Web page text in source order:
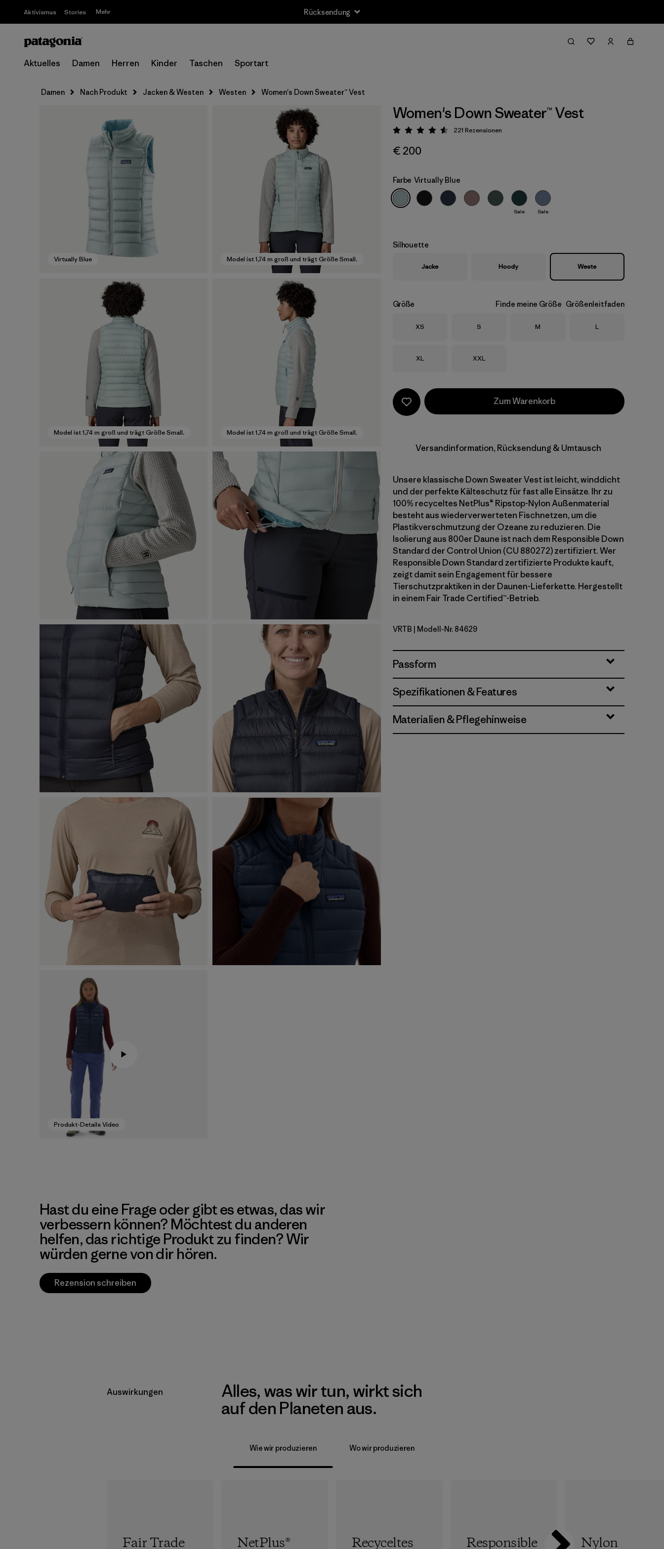
Aktivismus Stories Mehr Rücksendung
Aktuelles Damen Herren Kinder Taschen Sportart
Damen Nach Produkt Jacken & Westen Westen Women's Down Sweater™ Vest
Virtually Blue Model ist 1,74 m groß und trägt Größe Small.
Model ist 1,74 m groß und trägt Größe Small. Model ist 1,74 m groß und trägt Größe Small.
Produkt-Details Video
Women's Down Sweater™ Vest
Bewertung: 4.6 / 5
221 Rezensionen
€ 200
Farbe Virtually Blue
Sale Sale
Silhouette
Jacke Hoody Weste
Größe Finde meine Größe Größenleitfaden
Größe
XS Größe
S Größe
M Größe
L
Größe
XL Größe
XXL
Zum Warenkorb
Versandinformation, Rücksendung & Umtausch
Unsere klassische Down Sweater Vest ist leicht, winddicht
und der perfekte Kälteschutz für fast alle Einsätze. Ihr zu
100% recyceltes NetPlus® Ripstop-Nylon Außenmaterial
besteht aus wiederverwerteten Fischnetzen, um die
Plastikverschmutzung der Ozeane zu reduzieren. Die
Isolierung aus 800er Daune ist nach dem Responsible Down
Standard der Control Union (CU 880272) zertifiziert. Wer
Responsible Down Standard zertifizierte Produkte kauft,
zeigt damit sein Engagement für bessere
Tierschutzpraktiken in der Daunen-Lieferkette. Hergestellt
in einem Fair Trade Certified™-Betrieb.
Virtually Blue
VRTB | Modell-Nr. 84629
Passform
Spezifikationen & Features
Materialien & Pflegehinweise
Hast du eine Frage oder gibt es etwas, das wir
verbessern können? Möchtest du anderen
helfen, das richtige Produkt zu finden? Wir
würden gerne von dir hören.
Rezension schreiben
Auswirkungen
Alles, was wir tun, wirkt sich
auf den Planeten aus.
Wie wir produzieren Wo wir produzieren
Fair Trade NetPlus® Recyceltes Responsible Nylon